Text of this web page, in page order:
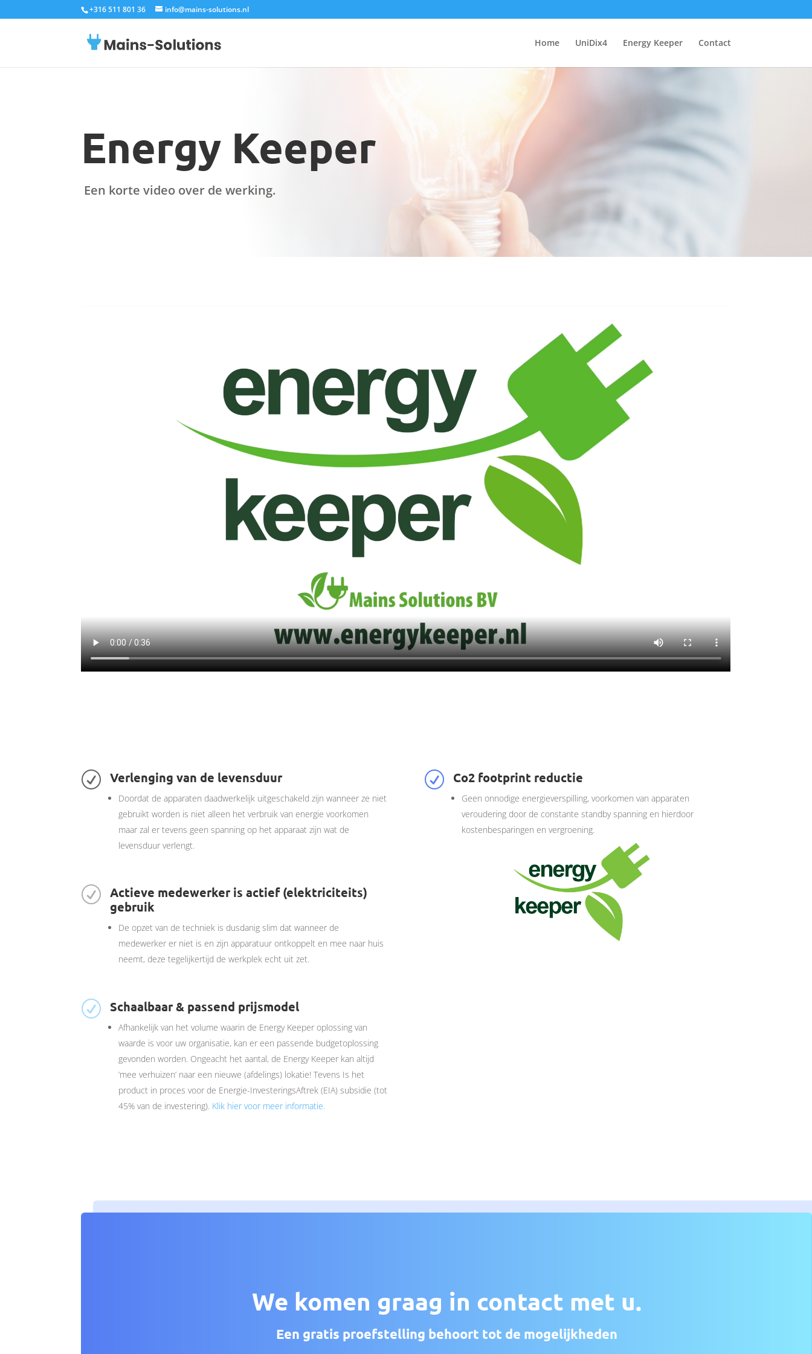
+316 511 801 36 info@mains-solutions.nl
Home UniDix4 Energy Keeper Contact
Energy Keeper
Een korte video over de werking.
R Verlenging van de levensduur
Doordat de apparaten daadwerkelijk uitgeschakeld zijn wanneer ze niet
gebruikt worden is niet alleen het verbruik van energie voorkomen
maar zal er tevens geen spanning op het apparaat zijn wat de
levensduur verlengt.
R Actieve medewerker is actief (elektriciteits)
gebruik
De opzet van de techniek is dusdanig slim dat wanneer de
medewerker er niet is en zijn apparatuur ontkoppelt en mee naar huis
neemt, deze tegelijkertijd de werkplek echt uit zet.
R Schaalbaar & passend prijsmodel
Afhankelijk van het volume waarin de Energy Keeper oplossing van
waarde is voor uw organisatie, kan er een passende budgetoplossing
gevonden worden. Ongeacht het aantal, de Energy Keeper kan altijd
‘mee verhuizen’ naar een nieuwe (afdelings) lokatie!Tevens Is het
product in proces voor de Energie-InvesteringsAftrek (EIA) subsidie (tot
45% van de investering). Klik hier voor meer informatie.
R Co2 footprint reductie
Geen onnodige energieverspilling, voorkomen van apparaten
veroudering door de constante standby spanning en hierdoor
kostenbesparingen en vergroening.
We komen graag in contact met u.
Een gratis proefstelling behoort tot de mogelijkheden